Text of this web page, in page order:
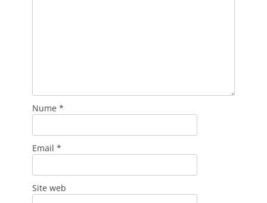
Nume *
Email *
Site web